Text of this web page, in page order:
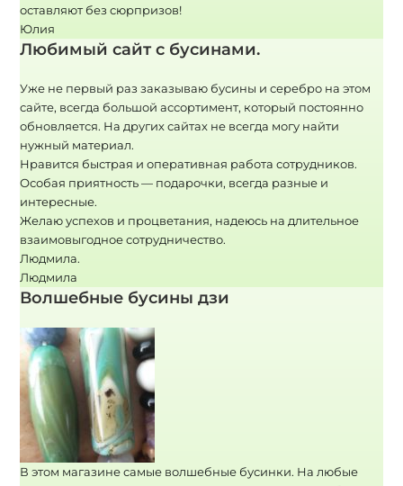
оставляют без сюрпризов!
Юлия
Любимый сайт с бусинами.
Уже не первый раз заказываю бусины и серебро на этом
сайте, всегда большой ассортимент, который постоянно
обновляется. На других сайтах не всегда могу найти
нужный материал.
Нравится быстрая и оперативная работа сотрудников.
Особая приятность — подарочки, всегда разные и
интересные.
Желаю успехов и процветания, надеюсь на длительное
взаимовыгодное сотрудничество.
Людмила.
Людмила
Волшебные бусины дзи
В этом магазине самые волшебные бусинки. На любые